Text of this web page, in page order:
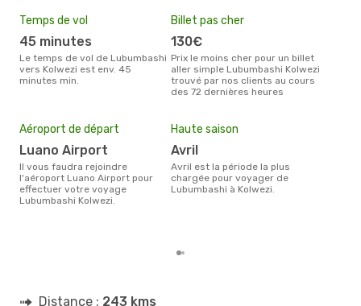
Temps de vol
45 minutes
Le temps de vol de Lubumbashi
vers Kolwezi est env. 45
minutes min.
Billet pas cher
130€
Prix le moins cher pour un billet
aller simple Lubumbashi Kolwezi
trouvé par nos clients au cours
des 72 dernières heures
Aéroport de départ
Luano Airport
Il vous faudra rejoindre
l'aéroport Luano Airport pour
effectuer votre voyage
Lubumbashi Kolwezi.
Haute saison
avril
avril est la période la plus
chargée pour voyager de
Lubumbashi à Kolwezi.
Distance : 243 kms